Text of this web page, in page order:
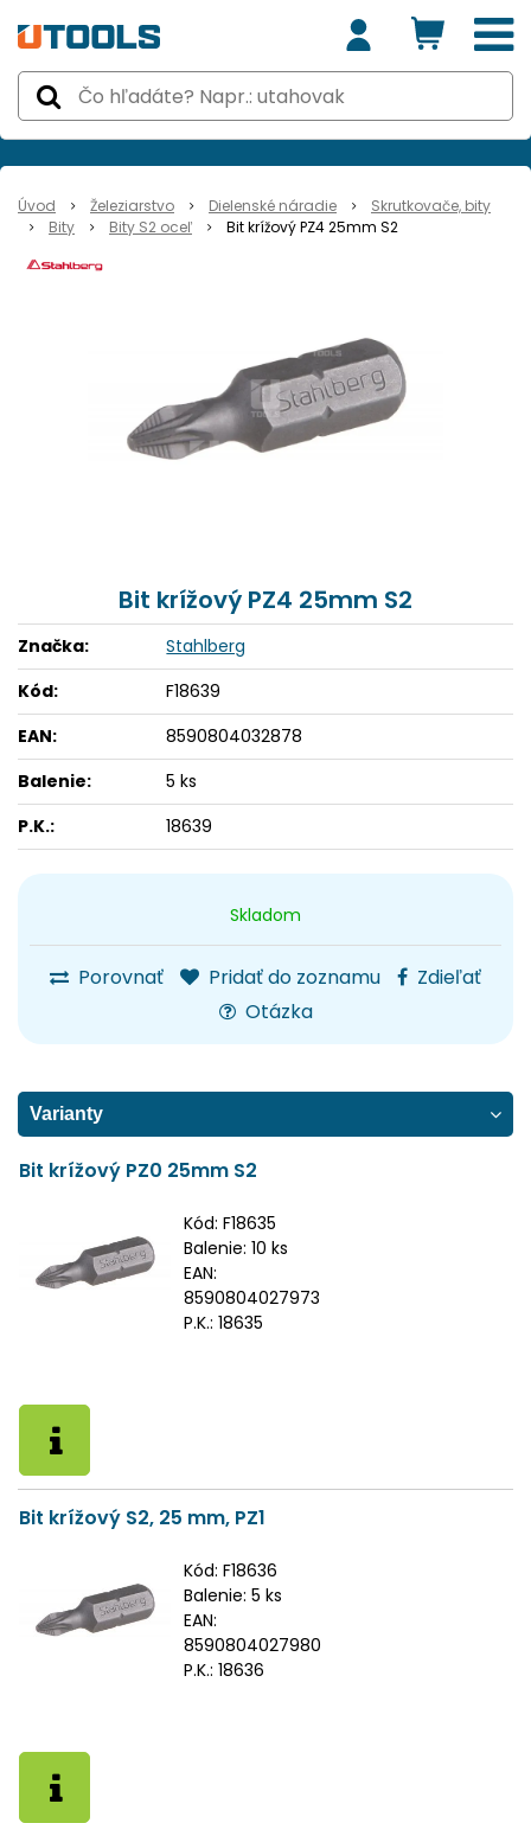
Úvod Železiarstvo Dielenské náradie
Skrutkovače, bity
Bity
Bity S2 oceľ Bit krížový PZ4 25mm S2
Skladom
Porovnať Pridať do zoznamu
Zdieľať
Otázka
Bit krížový PZ4 25mm S2
Značka:
Stahlberg
Kód:
F18639
EAN:
8590804032878
Balenie:
5 ks
P.K.:
18639
Varianty
Bit krížový PZ0 25mm S2
Kód:F18635
Balenie: 10 ks
EAN:
8590804027973
P.K.: 18635
Bit krížový S2, 25 mm, PZ1
Kód:F18636
Balenie: 5 ks
EAN:
8590804027980
P.K.: 18636